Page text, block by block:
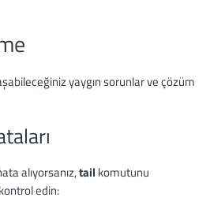
yaygın sorunlar ve çözüm
alıyorsanız,tail komutunu
edin: